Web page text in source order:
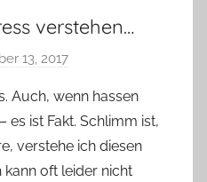
verstehen…
13, 2017
n
Y
v
o
Auch, wenn hassen
es ist Fakt. Schlimm ist,
verstehe ich diesen
kann oft leider nicht